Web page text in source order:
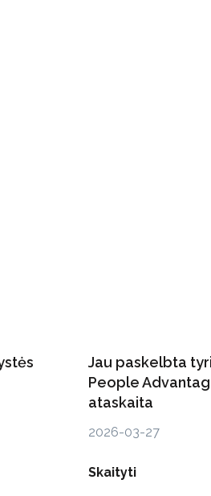
Jau paskelbta
People
ataskaita
2026-03-27
Skaityti